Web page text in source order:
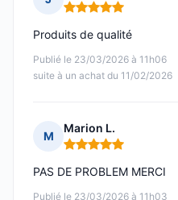
Note : 5 sur 5
Publié le 23/03/2026 à 11h06
suite à un achat du 11/02/2026
Produits de qualité
M
Marion L.
Note : 5 sur 5
Publié le 23/03/2026 à 11h03
PAS DE PROBLEM MERCI